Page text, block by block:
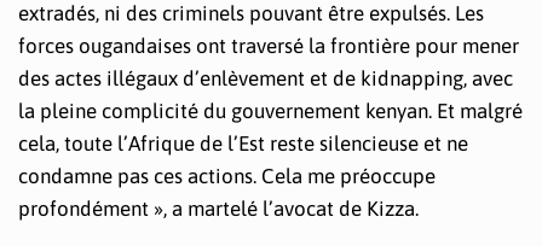
extradés, ni des criminels pouvant être expulsés. Les
forces ougandaises ont traversé la frontière pour mener
des actes illégaux d’enlèvement et de kidnapping, avec
la pleine complicité du gouvernement kenyan. Et malgré
cela, toute l’Afrique de l’Est reste silencieuse et ne
condamne pas ces actions. Cela me préoccupe
profondément », a martelé l’avocat de Kizza.